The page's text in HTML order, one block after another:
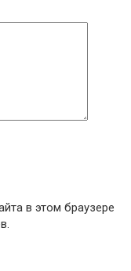
в этом браузере